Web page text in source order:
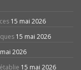
15 mai 2026
15 mai 2026
2026
15 mai 2026